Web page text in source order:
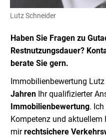
Lutz Schneider
Haben Sie Fragen zu
Restnutzungsdauer?
berate Sie gern.
Immobilienbewertung
Jahren Ihr qualifizierter
Immobilienbewertung.
Kompetenz und aktuellem
mirrechtsichere